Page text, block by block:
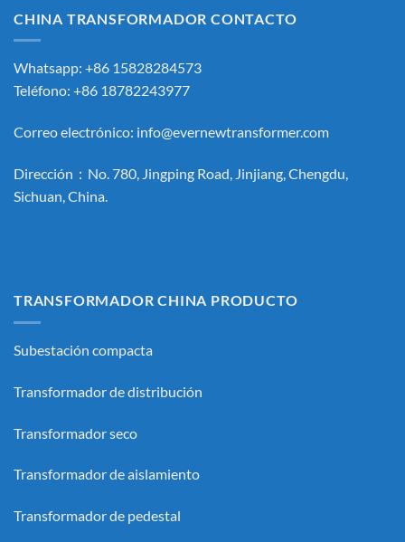
CHINA TRANSFORMADOR CONTACTO
Whatsapp: +86 15828284573
Teléfono: +86 18782243977
Correo electrónico: info@evernewtransformer.com
Dirección：No. 780, Jingping Road, Jinjiang, Chengdu,
Sichuan, China.
TRANSFORMADOR CHINA PRODUCTO
Subestación compacta
Transformador de distribución
Transformador seco
Transformador de aislamiento
Transformador de pedestal